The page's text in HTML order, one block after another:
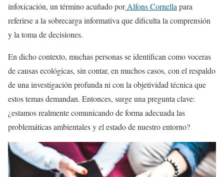
infoxicación, un término acuñado porAlfons Cornella para
referirse a la sobrecarga informativa que dificulta la comprensión
y la toma de decisiones.
En dicho contexto, muchas personas se identifican como voceras
de causas ecológicas, sin contar, en muchos casos, con el respaldo
de una investigación profunda ni con la objetividad técnica que
estos temas demandan. Entonces, surge una pregunta clave:
¿estamos realmente comunicando de forma adecuada las
problemáticas ambientales y el estado de nuestro entorno?